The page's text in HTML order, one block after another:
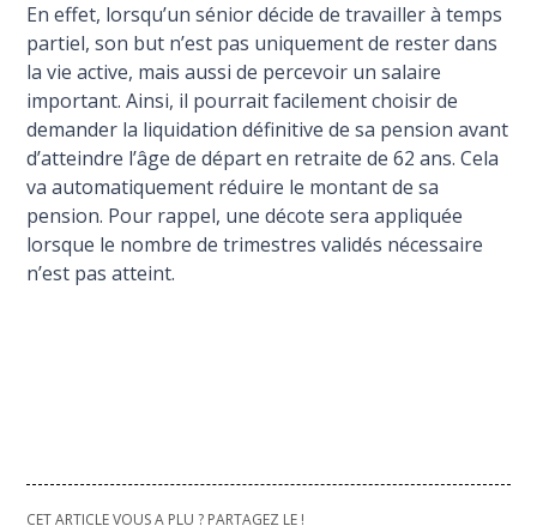
En effet, lorsqu’un sénior décide de travailler à temps
partiel, son but n’est pas uniquement de rester dans
la vie active, mais aussi de percevoir un salaire
important. Ainsi, il pourrait facilement choisir de
demander la liquidation définitive de sa pension avant
d’atteindre l’âge de départ en retraite de 62 ans. Cela
va automatiquement réduire le montant de sa
pension. Pour rappel, une décote sera appliquée
lorsque le nombre de trimestres validés nécessaire
n’est pas atteint.
CET ARTICLE VOUS A PLU ? PARTAGEZ LE !